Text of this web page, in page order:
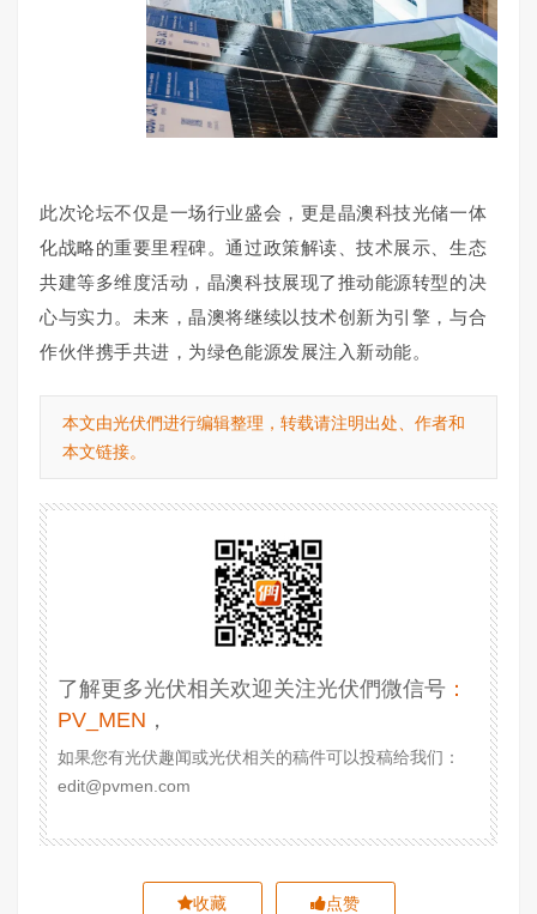
此次论坛不仅是一场行业盛会，更是晶澳科技光储一体
化战略的重要里程碑。通过政策解读、技术展示、生态
共建等多维度活动，晶澳科技展现了推动能源转型的决
心与实力。未来，晶澳将继续以技术创新为引擎，与合
作伙伴携手共进，为绿色能源发展注入新动能。
本文由光伏們进行编辑整理，转载请注明出处、作者和
本文链接。
了解更多光伏相关欢迎关注光伏們微信号 ：
PV_MEN ，
如果您有光伏趣闻或光伏相关的稿件可以投稿给我们：
edit@pvmen.com
收藏 点赞